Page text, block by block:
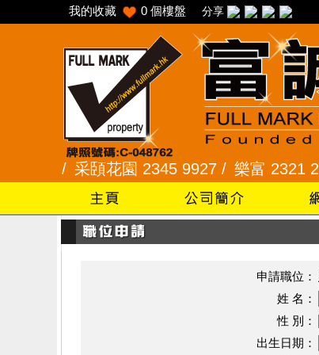
我的收藏 0 個樓盤 分享
采頣花園 2345 9927 /樂富 2321
申請職位：
姓 名：
性 別：
出生日期：